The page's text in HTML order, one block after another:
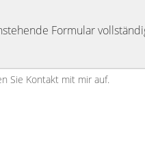
Formular